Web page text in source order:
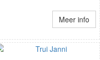
Meer info